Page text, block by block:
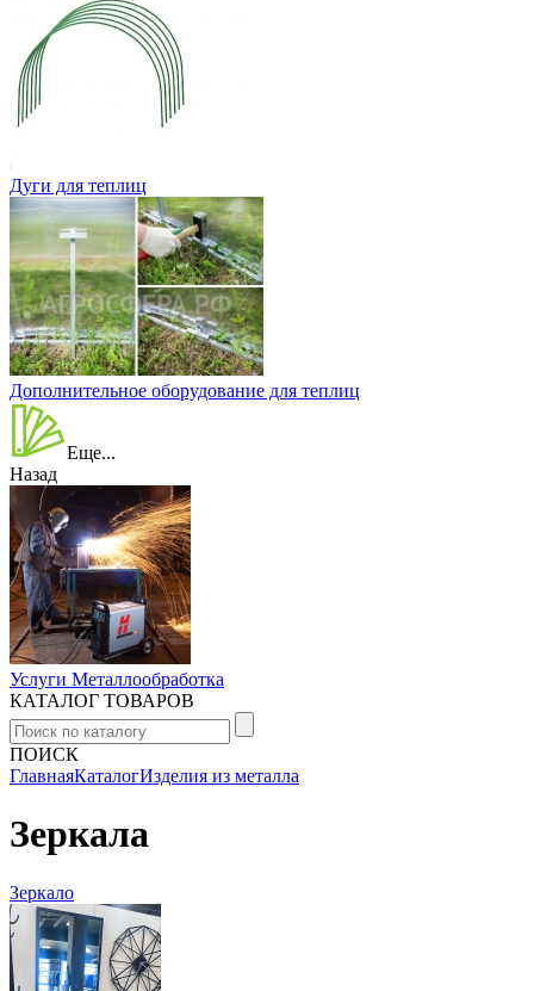
Дуги для теплиц
Дополнительное оборудование для теплиц
Еще...
Назад
Услуги Металлообработка
КАТАЛОГ ТОВАРОВ
ПОИСК
ГлавнаяКаталогИзделия из металла
Зеркала
Зеркало